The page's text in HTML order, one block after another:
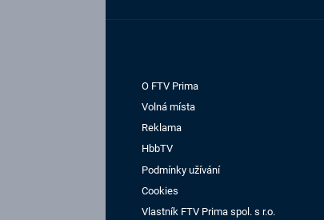
O FTV Prima
Volná místa
Reklama
HbbTV
Podmínky užívání
Cookies
Vlastník FTV Prima spol. s r.o.